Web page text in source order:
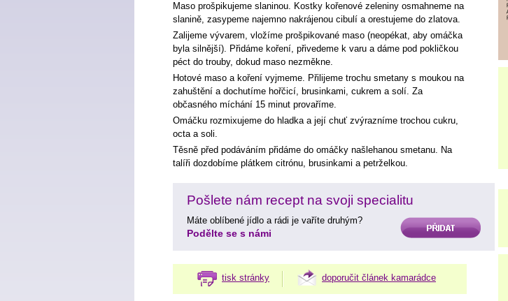
Maso prošpikujeme slaninou. Kostky kořenové zeleniny osmahneme na
slanině, zasypeme najemno nakrájenou cibulí a orestujeme do zlatova.
Zalijeme vývarem, vložíme prošpikované maso (neopékat, aby omáčka
byla silnější). Přidáme koření, přivedeme k varu a dáme pod pokličkou
péct do trouby, dokud maso nezměkne.
Hotové maso a koření vyjmeme. Přilijeme trochu smetany s moukou na
zahuštění a dochutíme hořčicí, brusinkami, cukrem a solí. Za
občasného míchání 15 minut provaříme.
Omáčku rozmixujeme do hladka a její chuť zvýrazníme trochou cukru,
octa a soli.
Těsně před podáváním přidáme do omáčky našlehanou smetanu. Na
talíři dozdobíme plátkem citrónu, brusinkami a petrželkou.
Pošlete nám recept na svoji specialitu
PŘIDAT
Máte oblíbené jídlo a rádi je vaříte druhým?
Podělte se s námi
tisk stránky doporučit článek kamarádce